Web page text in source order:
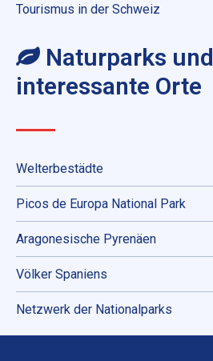
Tourismus in der Schweiz
Naturparks und
interessante Orte
Welterbestädte
Picos de Europa National Park
Aragonesische Pyrenäen
Völker Spaniens
Netzwerk der Nationalparks